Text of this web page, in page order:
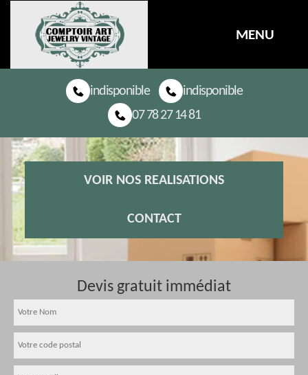
MENU
indisponible
indisponible
07 78 27 14 81
VOIR NOS REALISATIONS
CONTACT
Devis gratuit immédiat